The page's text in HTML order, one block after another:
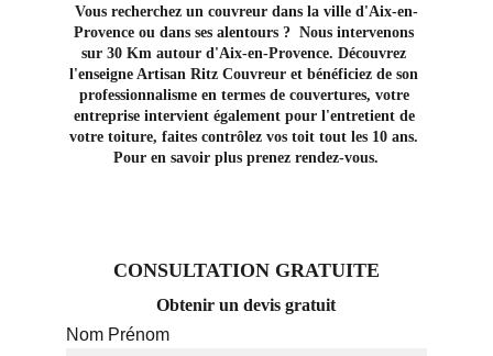
Nom Prénom
Vous recherchez un couvreur dans la ville d'Aix-en-
Provence ou dans ses alentours ?  Nous intervenons
sur 30 Km autour d'Aix-en-Provence. Découvrez
l'enseigne Artisan Ritz Couvreur et bénéficiez de son
professionnalisme en termes de couvertures, votre
entreprise intervient également pour l'entretient de
votre toiture, faites contrôlez vos toit tout les 10 ans.
Pour en savoir plus prenez rendez-vous.
CONSULTATION GRATUITE
Obtenir un devis gratuit